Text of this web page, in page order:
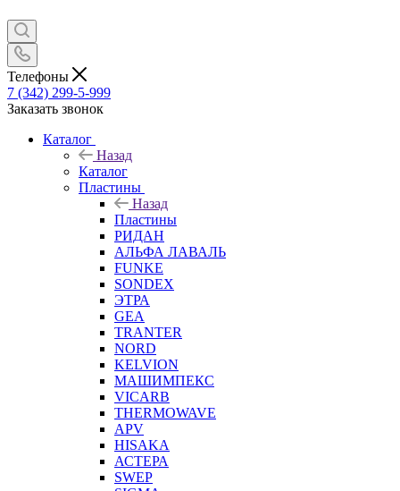
Телефоны
7 (342) 299-5-999
Заказать звонок
Каталог
Назад
Каталог
Пластины
Назад
Пластины
РИДАН
АЛЬФА ЛАВАЛЬ
FUNKE
SONDEX
ЭТРА
GEA
TRANTER
NORD
KELVION
МАШИМПЕКС
VICARB
THERMOWAVE
APV
HISAKA
АСТЕРА
SWEP